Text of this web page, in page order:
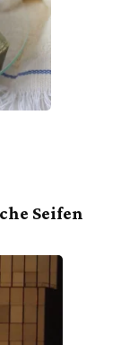
Seifen